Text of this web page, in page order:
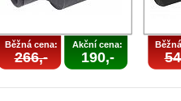
Běžná cena:
266,-
Akční cena:
190,-